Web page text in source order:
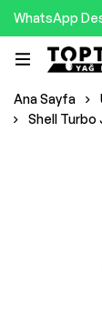
WhatsApp
Ana Sayfa
Shell Turbo